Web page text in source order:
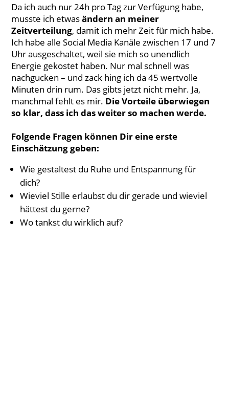
Da ich auch nur 24h pro Tag zur Verfügung habe,
musste ich etwasändern an meiner
Zeitverteilung, damit ich mehr Zeit für mich habe.
Ich habe alle Social Media Kanäle zwischen 17 und 7
Uhr ausgeschaltet, weil sie mich so unendlich
Energie gekostet haben. Nur mal schnell was
nachgucken – und zack hing ich da 45 wertvolle
Minuten drin rum. Das gibts jetzt nicht mehr. Ja,
manchmal fehlt es mir. Die Vorteile überwiegen
so klar, dass ich das weiter so machen werde.
Folgende Fragen können Dir eine erste
Einschätzung geben:
Wie gestaltest du Ruhe und Entspannung für
dich?
Wieviel Stille erlaubst du dir gerade und wieviel
hättest du gerne?
Wo tankst du wirklich auf?